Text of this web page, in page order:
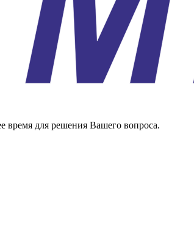
время для решения Вашего вопроса.